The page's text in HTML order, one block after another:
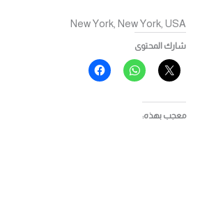
New York, New York, USA
شارك المحتوى
معجب بهذه: